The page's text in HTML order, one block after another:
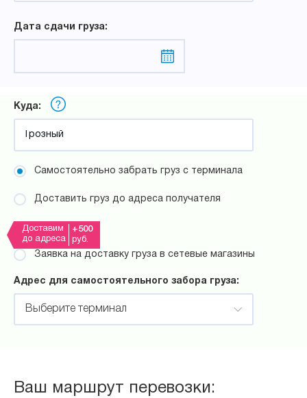
Дата сдачи груза:
Куда:
Самостоятельно забрать груз с терминала
Доставить груз до адреса получателя
Доставим
до адреса
+500
руб.
Заявка на доставку груза в сетевые магазины
Адрес для самостоятельного забора груза:
Выберите терминал
Ваш маршрут перевозки: